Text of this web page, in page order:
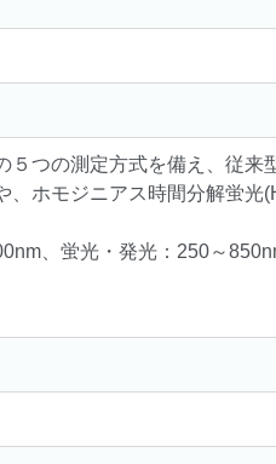
５つの測定方式を備え、従
ホモジニアス時間分解蛍光
、蛍光・発光：250～